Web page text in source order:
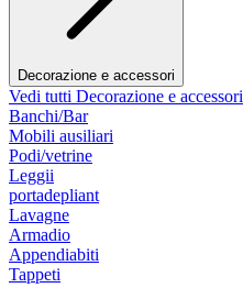
Decorazione e accessori
Vedi tutti Decorazione e accessori
Banchi/Bar
Mobili ausiliari
Podi/vetrine
Leggii
portadepliant
Lavagne
Armadio
Appendiabiti
Tappeti